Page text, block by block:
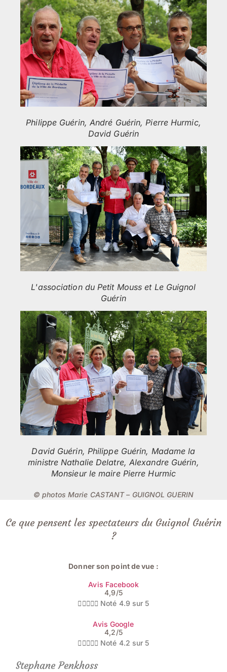
Philippe Guérin, André Guérin, Pierre Hurmic,
David Guérin
L'association du Petit Mouss et Le Guignol
Guérin
David Guérin, Philippe Guérin, Madame la
ministre Nathalie Delatre, Alexandre Guérin,
Monsieur le maire Pierre Hurmic
© photos Marie CASTANT – GUIGNOL GUERIN
Ce que pensent les spectateurs du Guignol Guérin
?
Donner son point de vue :
Avis Facebook
4,9/5
 Noté 4.9 sur 5
Avis Google
4,2/5
 Noté 4.2 sur 5
Stephane Penkhoss